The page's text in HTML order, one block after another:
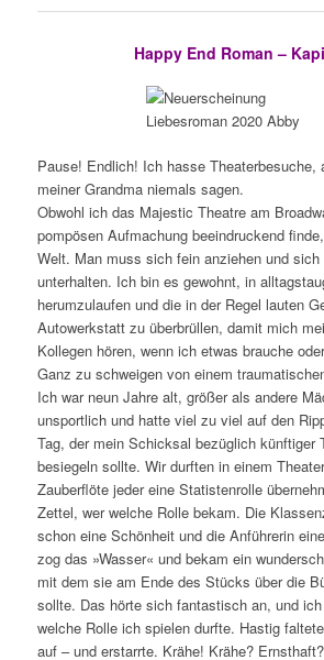
Happy End Roman –
Pause! Endlich! Ich hasse Theaterbesuche,
meiner Grandma niemals sagen.
Obwohl ich das Majestic Theatre am
pompösen Aufmachung beeindruckend
Welt. Man muss sich fein anziehen und
unterhalten. Ich bin es gewohnt, in
herumzulaufen und die in der Regel lauten
Autowerkstatt zu überbrüllen, damit mich
Kollegen hören, wenn ich etwas brauche
Ganz zu schweigen von einem
Ich war neun Jahre alt, größer als andere
unsportlich und hatte viel zu viel auf den
Tag, der mein Schicksal bezüglich künftiger
besiegeln sollte. Wir durften in einem
Zauberflöte jeder eine Statistenrolle
Zettel, wer welche Rolle bekam. Die
schon eine Schönheit und die Anführerin
zog das »Wasser« und bekam ein
mit dem sie am Ende des Stücks über die
sollte. Das hörte sich fantastisch an, und ich
welche Rolle ich spielen durfte. Hastig
auf – und erstarrte. Krähe! Krähe?